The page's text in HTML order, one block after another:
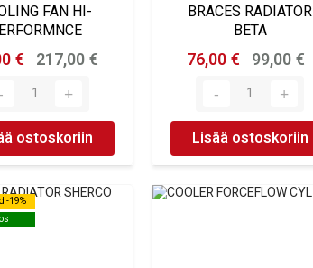
FAN HI-
€ 217,00 €
ostoskoriin
BRACES RADIATOR
BETA
76,00 € 99,00 €
Lisää ostoskoriin
-19%
-19%